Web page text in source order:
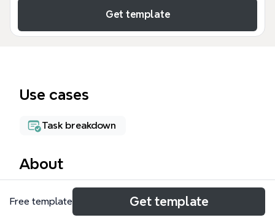
Get template
Use cases
Task breakdown
About
《管理人员典型流程》思维导图模板为图书馆、仓储或
物流管理人员提供了一套标准化的操作流程，涵盖从图
Free template Get template